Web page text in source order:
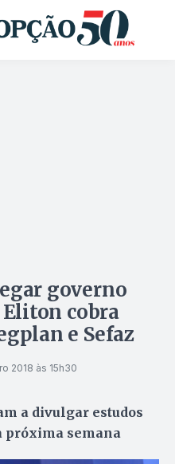
governo
Eliton cobra
e Sefaz
2018 às 15h30
a divulgar estudos
próxima semana